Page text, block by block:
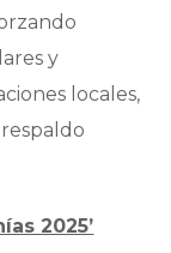
y
locales,
2025’